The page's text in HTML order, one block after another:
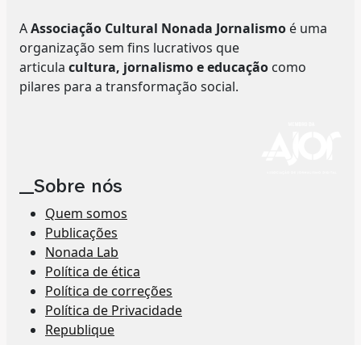
AAssociação Cultural Nonada Jornalismo é uma
organização sem fins lucrativos que
articula cultura, jornalismo e educação como
pilares para a transformação social.
__Sobre nós
Quem somos
Publicações
Nonada Lab
Política de ética
Política de correções
Política de Privacidade
Republique